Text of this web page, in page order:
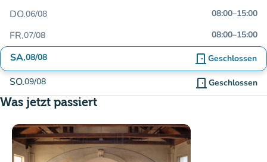
DO.06/08 08:00–15:00
FR.07/08 08:00–15:00
SA.08/08 door_front Geschlossen
SO.09/08 door_front Geschlossen
Was jetzt passiert